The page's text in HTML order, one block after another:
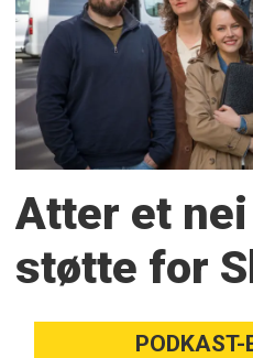
Atter et
støtte for
PODKAST-